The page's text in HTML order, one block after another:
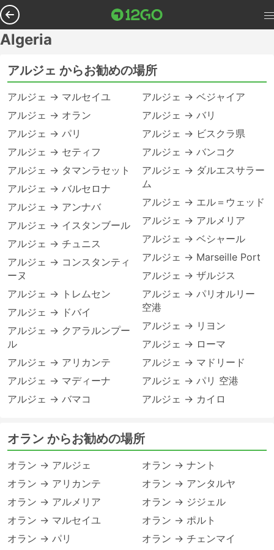
Algeria
アルジェ からお勧めの場所
アルジェ → マルセイユ
アルジェ → オラン
アルジェ → パリ
アルジェ → セティフ
アルジェ → タマンラセット
アルジェ → バルセロナ
アルジェ → アンナバ
アルジェ → イスタンブール
アルジェ → チュニス
アルジェ → コンスタンティ
ーヌ
アルジェ → トレムセン
アルジェ → ドバイ
アルジェ → クアラルンプー
ル
アルジェ → アリカンテ
アルジェ → マディーナ
アルジェ → バマコ
アルジェ → ベジャイア
アルジェ → バリ
アルジェ → ビスクラ県
アルジェ → バンコク
アルジェ → ダルエスサラー
ム
アルジェ → エル＝ウェッド
アルジェ → アルメリア
アルジェ → ベシャール
アルジェ → Marseille Port
アルジェ → ザルジス
アルジェ → パリオルリー
空港
アルジェ → リヨン
アルジェ → ローマ
アルジェ → マドリード
アルジェ → パリ 空港
アルジェ → カイロ
オラン からお勧めの場所
オラン → アルジェ
オラン → アリカンテ
オラン → アルメリア
オラン → マルセイユ
オラン → パリ
オラン → ナント
オラン → アンタルヤ
オラン → ジジェル
オラン → ポルト
オラン → チェンマイ